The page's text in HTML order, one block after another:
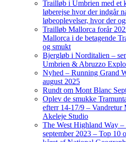
Trailløb i Umbrien med et
løberejse hvor der indgår
løbeoplevelser, hvor der
Trailløb Mallorca forår
Mallorca i de betagende
og smukt
Bjergløb i Norditalien –
Umbrien & Abruzzo
Nyhed – Running Grand
august 2025
Rundt om Mont Blanc
Oplev de smukke
efterr 14-17/9 – Vandretur
Akeleje Studio
The West Highland Way
september 2023 – Top 10